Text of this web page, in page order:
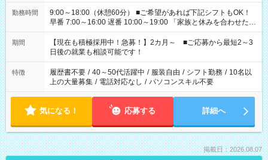
勤務時間
9:00～18:00（休憩60分） ■ご希望があれば下記シフトもOK！
早番 7:00～16:00 遅番 10:00～19:00 「家族と休みを合わせた
い」 「余裕を持って夕飯の準備がしたい」 「できれば残業はし
たくない」 など、ご希望を教えてくださいね。 ※Wワーク希望
の方へ 今ご覧のお仕事で希望する勤務時間と、もう1つのお仕事
の勤務時間。 合計で週40時間を超える場合は応募できません。
期間
【現在も積極採用中！急募！】2カ月～ ■ご応募から最短2～3
日後の就業も相談可能です！
特徴 履歴書不要 / 40～50代活躍中 / 服装自由 / シフト勤務 / 10名以
上の大量募集 / 電話対応なし / パソコンスキル不要
気になる！ 応募する 詳細へ
掲載日：2026.08.07